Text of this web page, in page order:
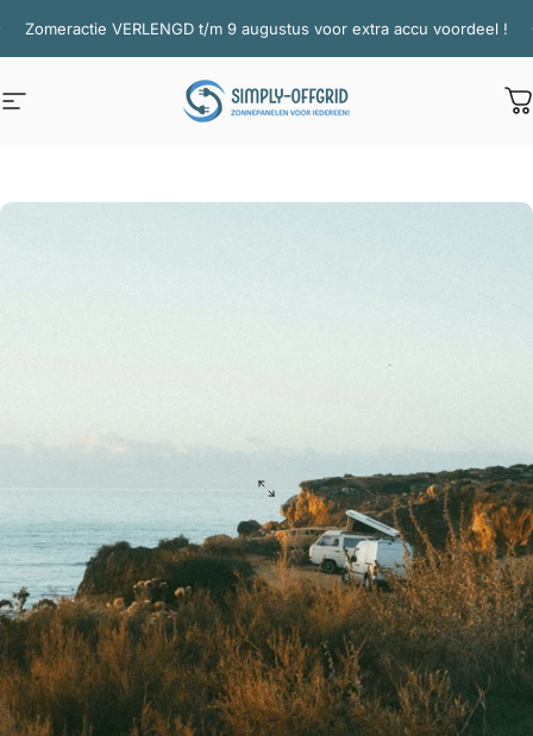
Zomeractie VERLENGD t/m 9 augustus voor extra accu voordeel !
Site navigatie Simply Offgrid